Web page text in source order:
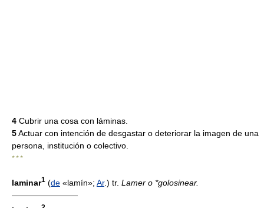
4 Cubrir una cosa con láminas.
5Actuar con intención de desgastar o deteriorar la imagen de una
persona, institución o colectivo.
* * *
laminar1 (de «lamín»; Ar.) tr. Lamer o *golosinear.
————————